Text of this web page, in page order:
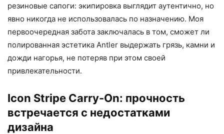
резиновые сапоги: экипировка выглядит аутентично, но
явно никогда не использовалась по назначению. Моя
первоочередная забота заключалась в том, сможет ли
полированная эстетика Antler выдержать грязь, камни и
дожди нагорья, не потеряв при этом своей
привлекательности.
Icon Stripe Carry-On: прочность
встречается с недостатками
дизайна